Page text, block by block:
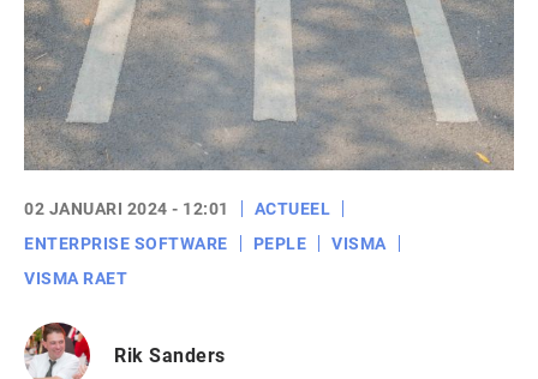
02 JANUARI 2024 - 12:01
ACTUEEL
ENTERPRISE SOFTWARE
PEPLE
VISMA
VISMA RAET
Rik Sanders